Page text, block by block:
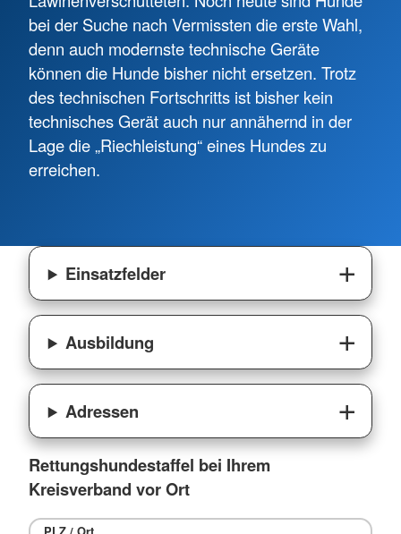
bei der Suche nach Vermissten die erste Wahl,
denn auch modernste technische Geräte
können die Hunde bisher nicht ersetzen. Trotz
des technischen Fortschritts ist bisher kein
technisches Gerät auch nur annähernd in der
Lage die „Riechleistung“ eines Hundes zu
erreichen.
Einsatzfelder
Ausbildung
Adressen
Rettungshundestaffel bei Ihrem
Kreisverband vor Ort